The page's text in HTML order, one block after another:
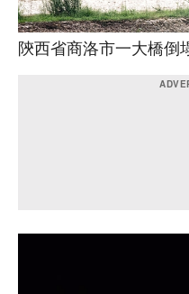
陝西省商洛市一大橋倒